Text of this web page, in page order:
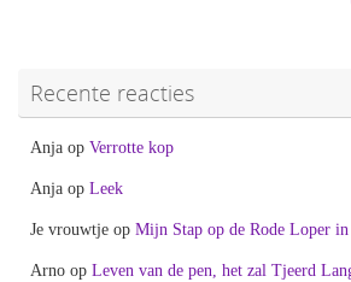
Recente reacties
Anja op Verrotte kop
Anja op Leek
Je vrouwtje op Mijn Stap op de Rode Loper
Arno op Leven van de pen, het zal Tjeerd